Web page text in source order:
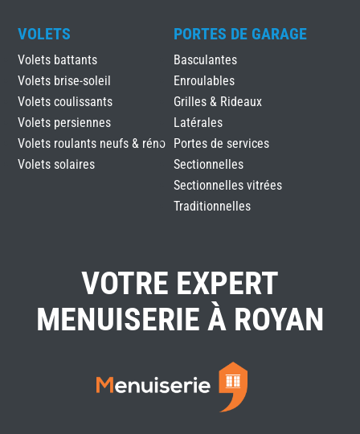
VOLETS
Volets battants
Volets brise-soleil
Volets coulissants
Volets persiennes
Volets roulants neufs & réno
Volets solaires
PORTES DE GARAGE
Basculantes
Enroulables
Grilles & Rideaux
Latérales
Portes de services
Sectionnelles
Sectionnelles vitrées
Traditionnelles
VOTRE EXPERT
MENUISERIE À ROYAN